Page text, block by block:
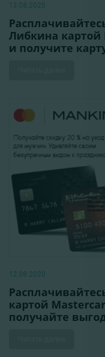
13.08.2020
Либкина картой
и получите
12.08.2020
картой
получайте